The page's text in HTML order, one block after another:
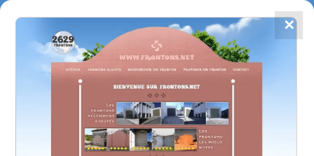
FRONTONS.NET
4867
frontons
✕